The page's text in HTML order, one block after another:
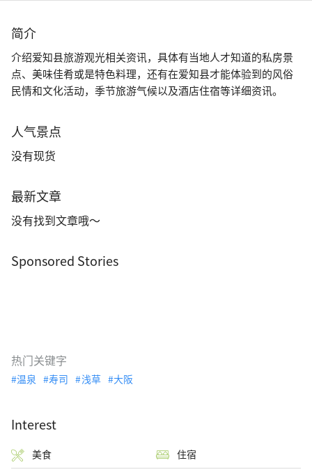
简介
介绍爱知县旅游观光相关资讯，具体有当地人才知道的私房景
点、美味佳肴或是特色料理，还有在爱知县才能体验到的风俗
民情和文化活动，季节旅游气候以及酒店住宿等详细资讯。
人气景点
没有现货
最新文章
没有找到文章哦～
Sponsored Stories
热门关键字
温泉 寿司 浅草 大阪
Interest
美食 住宿